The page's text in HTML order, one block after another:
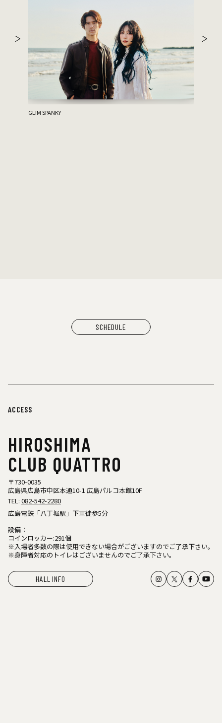
ハルニシオン
SCHEDULE
ACCESS
HIROSHIMA
CLUB QUATTRO
〒730-0035
広島県広島市中区本通10-1 広島パルコ本館10F
TEL: 082-542-2280
広島電鉄「八丁堀駅」下車徒歩5分
設備：
コインロッカー:291個
※入場者多数の際は使用できない場合がございますのでご了承下さい。
※身障者対応のトイレはございませんのでご了承下さい。
HALL INFO